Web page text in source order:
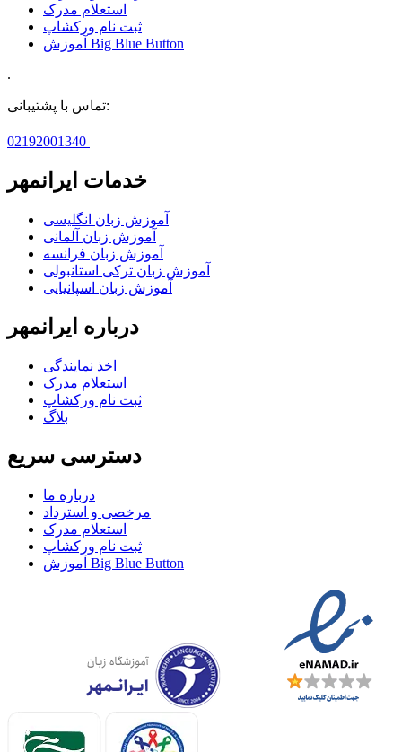
استعلام مدرک
ثبت نام ورکشاپ
آموزش Big Blue Button
.
تماس با پشتیبانی:
02192001340
خدمات ایرانمهر
آموزش زبان انگلیسی
آموزش زبان آلمانی
آموزش زبان فرانسه
آموزش زبان ترکی استانبولی
آموزش زبان اسپانیایی
درباره ایرانمهر
اخذ نمايندگی
استعلام مدرک
ثبت نام ورکشاپ
بلاگ
دسترسی سریع
درباره ما
مرخصی و استرداد
استعلام مدرک
ثبت نام ورکشاپ
آموزش Big Blue Button